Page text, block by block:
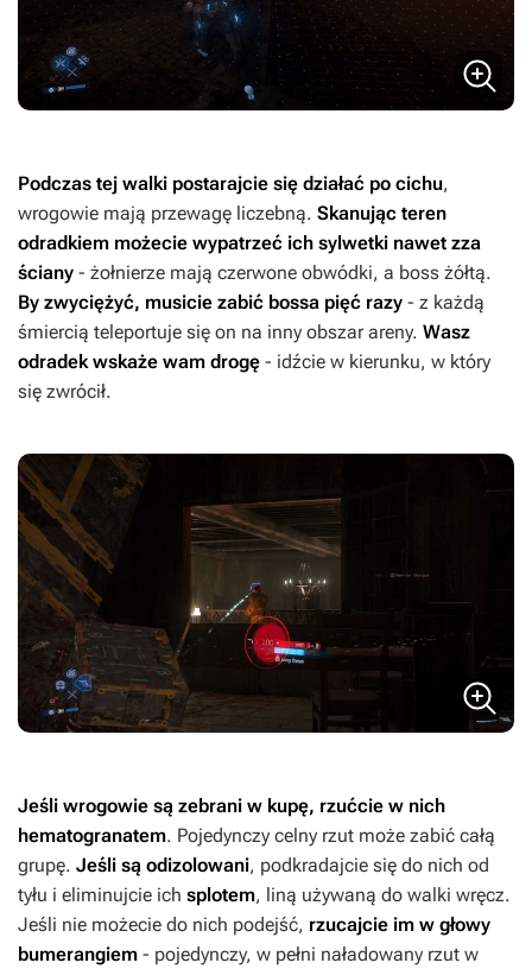
Podczas tej walki postarajcie się działać po cichu,
wrogowie mają przewagę liczebną. Skanując teren
odradkiem możecie wypatrzeć ich sylwetki nawet zza
ściany - żołnierze mają czerwone obwódki, a boss żółtą.
By zwyciężyć, musicie zabić bossa pięć razy - z każdą
śmiercią teleportuje się on na inny obszar areny. Wasz
odradek wskaże wam drogę - idźcie w kierunku, w który
się zwrócił.
Jeśli wrogowie są zebrani w kupę, rzućcie w nich
hematogranatem. Pojedynczy celny rzut może zabić całą
grupę. Jeśli są odizolowani, podkradajcie się do nich od
tyłu i eliminujcie ich splotem, liną używaną do walki wręcz.
Jeśli nie możecie do nich podejść, rzucajcie im w głowy
bumerangiem - pojedynczy, w pełni naładowany rzut w